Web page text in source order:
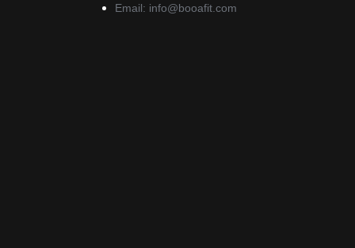
Email:
moc.tifaoob
@ofni